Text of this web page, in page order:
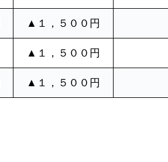
▲１，５００円
▲１，５００円
▲１，５００円